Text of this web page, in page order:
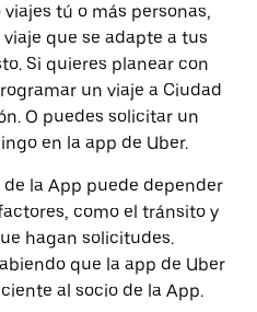
viajes tú o más personas,
que se adapte a tus
Si quieres planear con
un viaje a Ciudad
O puedes solicitar un
en la app de Uber.
la App puede depender
como el tránsito y
hagan solicitudes.
que la app de Uber
al socio de la App.